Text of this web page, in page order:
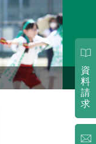
資
料
請
求